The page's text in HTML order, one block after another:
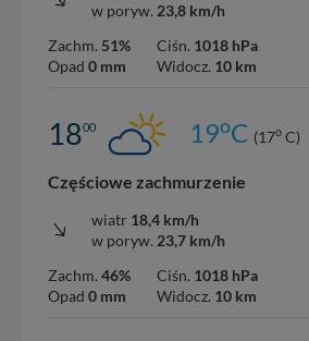
w poryw. 23,8 km/h
Zachm. 51%
Opad 0 mm
Ciśn. 1018 hPa
Widocz. 10 km
1800 19oC (17o C)
Częściowe zachmurzenie
wiatr 18,4 km/h
w poryw. 23,7 km/h
Zachm. 46%
Opad 0 mm
Ciśn. 1018 hPa
Widocz. 10 km